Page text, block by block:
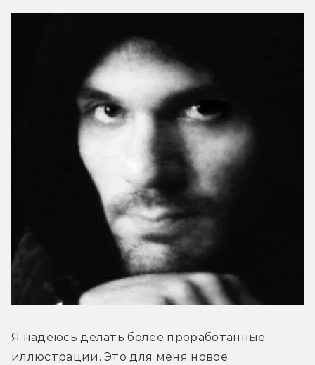
Я надеюсь делать более проработанные
иллюстрации. Это для меня новое